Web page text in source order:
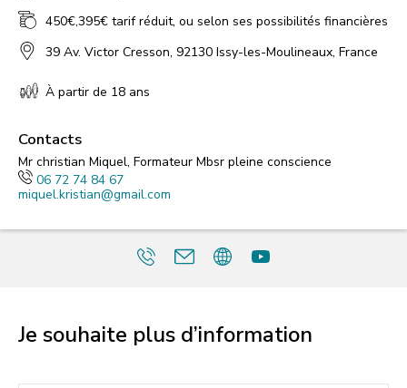
450€,395€ tarif réduit, ou selon ses possibilités financières
39 Av. Victor Cresson, 92130 Issy-les-Moulineaux, France
À partir de 18 ans
Contacts
Mr christian Miquel, Formateur Mbsr pleine conscience
06 72 74 84 67
miquel.kristian@gmail.com
Je souhaite plus d’information